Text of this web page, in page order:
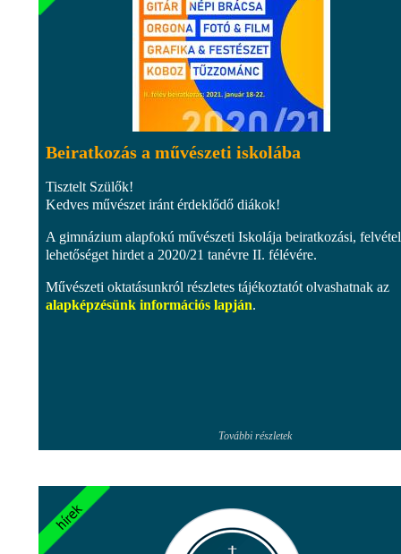
Beiratkozás a művészeti iskolába
Tisztelt Szülők!
Kedves művészet iránt érdeklődő diákok!
A gimnázium alapfokú művészeti Iskolája beiratkozási,
lehetőséget hirdet a 2020/21 tanévre II. félévére.
Művészeti oktatásunkról részletes tájékoztatót olvashatnak az
alapképzésünk információs lapján.
További részletek